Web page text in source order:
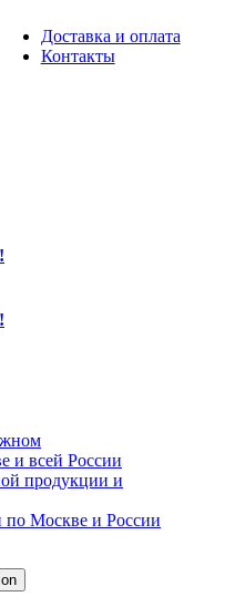
Доставка и оплата
Контакты
и всей России
продукции и
по Москве и России